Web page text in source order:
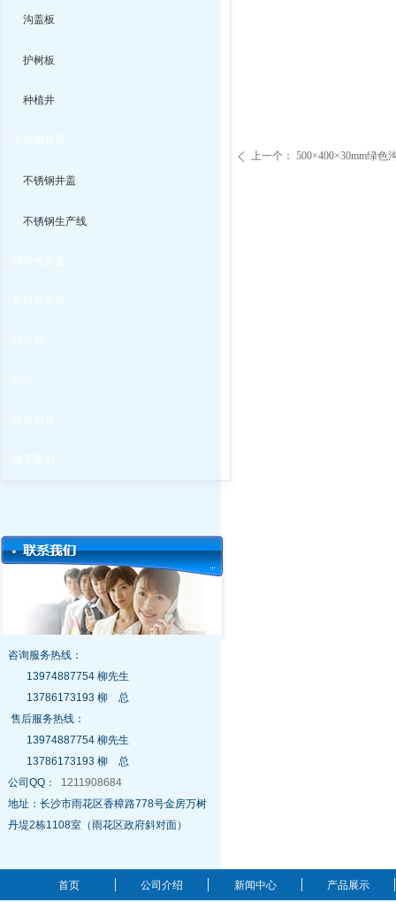
ꄴ 上一个： 500×400×30mm绿色
沟盖板
护树板
种植井
不锈钢井盖
不锈钢生产线
咨询服务热线：
13974887754 柳先生
13786173193 柳 总
售后服务热线：
13974887754 柳先生
13786173193 柳 总
公司QQ： 1211908684
地址：长沙市雨花区香樟路778号金房万树
丹堤2栋1108室（雨花区政府斜对面）
首页 公司介绍 新闻中心 产品展示